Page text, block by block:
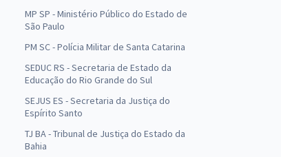
MP SP - Ministério Público do Estado de
São Paulo
PM SC - Polícia Militar de Santa Catarina
SEDUC RS - Secretaria de Estado da
Educação do Rio Grande do Sul
SEJUS ES - Secretaria da Justiça do
Espírito Santo
TJ BA - Tribunal de Justiça do Estado da
Bahia